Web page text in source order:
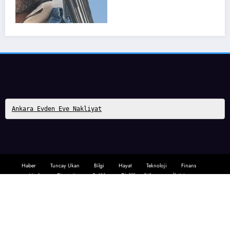
Ankara Evden Eve Nakliyat
Tuncay Ukan
Tuncay UkanTema 2026 Evden Eve Nakliyat| Powered BySpiceThemes